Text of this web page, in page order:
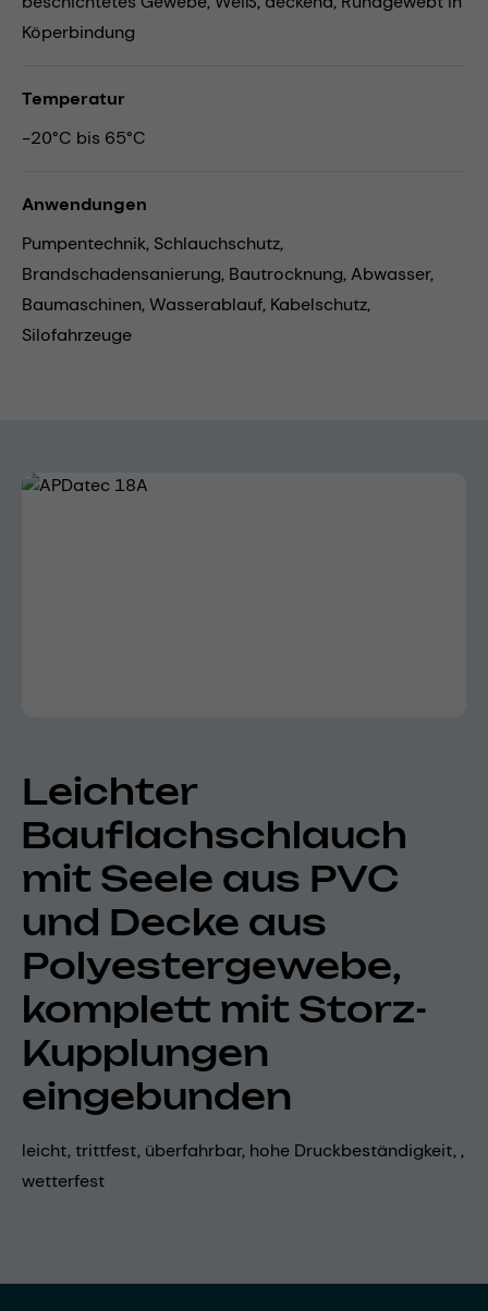
Köperbindung
Temperatur
-20°C bis 65°C
Anwendungen
Pumpentechnik, Schlauchschutz,
Brandschadensanierung, Bautrocknung,Abwasser,
Baumaschinen,Wasserablauf, Kabelschutz,
Silofahrzeuge
Bildergalerie überspringen
Leichter
Bauflachschlauch
mit Seele aus PVC
und Decke aus
Polyestergewebe,
komplett mit Storz-
Kupplungen
eingebunden
leicht, trittfest, überfahrbar, hohe Druckbeständigkeit, ,
wetterfest